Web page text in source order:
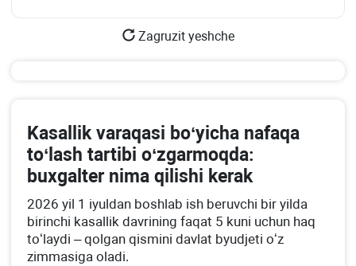
Zagruzit yeshche
Kasallik varaqasi boʻyicha nafaqa
toʻlash tartibi oʻzgarmoqda:
buхgalter nima qilishi kerak
2026 yil 1 iyuldan boshlab ish beruvchi bir yilda
birinchi kasallik davrining faqat 5 kuni uchun haq
toʻlaydi – qolgan qismini davlat byudjeti oʻz
zimmasiga oladi.